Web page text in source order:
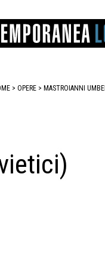
> OPERE > MASTROIANNI